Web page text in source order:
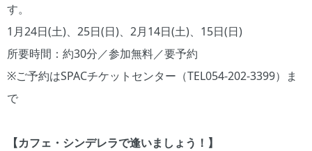
す。
1月24日(土)、25日(日)、2月14日(土)、15日(日)
所要時間：約30分／参加無料／要予約
※ご予約はSPACチケットセンター（TEL054-202-3399）ま
で
【カフェ・シンデレラで逢いましょう！】